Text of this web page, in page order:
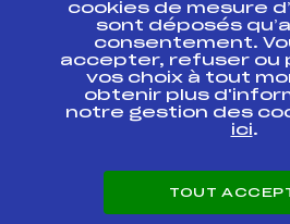
Projet de performance
Antidopage
Pôle Développement,
Scientifique
Listes ministérielles
Pôle vie de l’athlète
Enseignement
Carrières
cookies de mesure
sont déposés
consentement.
accepter, refuser ou
vos choix à tout
obtenir plus
notre gestion des
ici.
TOUT